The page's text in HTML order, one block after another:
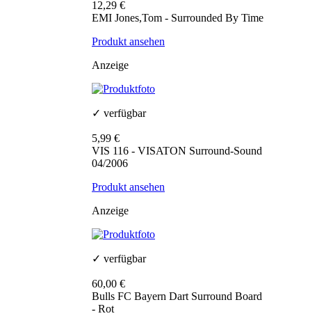
12,29 €
EMI Jones,Tom - Surrounded By Time
Produkt ansehen
Anzeige
✓ verfügbar
5,99 €
VIS 116 - VISATON Surround-Sound
04/2006
Produkt ansehen
Anzeige
✓ verfügbar
60,00 €
Bulls FC Bayern Dart Surround Board
- Rot